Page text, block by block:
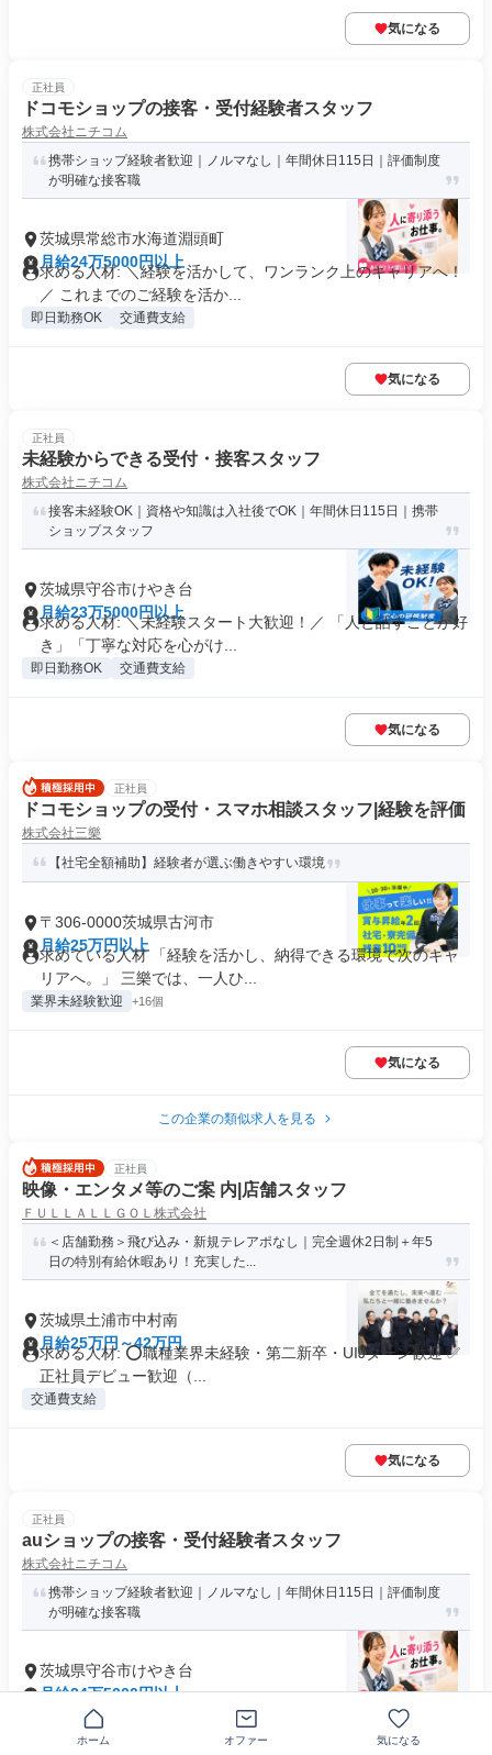
気になる
正社員
ドコモショップの接客・受付経験者スタッフ
株式会社ニチコム
携帯ショップ経験者歓迎｜ノルマなし｜年間休日115日｜評価制度
が明確な接客職
茨城県常総市水海道淵頭町
月給24万5000円以上
求める人材: ＼経験を活かして、ワンランク上のキャリアへ！
／ これまでのご経験を活か...
即日勤務OK 交通費支給
気になる
正社員
未経験からできる受付・接客スタッフ
株式会社ニチコム
接客未経験OK｜資格や知識は入社後でOK｜年間休日115日｜携帯
ショップスタッフ
茨城県守谷市けやき台
月給23万5000円以上
求める人材: ＼未経験スタート大歓迎！／ 「人と話すことが好
き」「丁寧な対応を心がけ...
即日勤務OK 交通費支給
気になる
正社員
ドコモショップの受付・スマホ相談スタッフ|経験を評価
株式会社三樂
【社宅全額補助】経験者が選ぶ働きやすい環境
〒306-0000茨城県古河市
月給25万円以上
求めている人材 「経験を活かし、納得できる環境で次のキャ
リアへ。」 三樂では、一人ひ...
業界未経験歓迎 +16個
気になる
この企業の類似求人を見る
正社員
映像・エンタメ等のご案 内|店舗スタッフ
ＦＵＬＬＡＬＬＧＯＬ株式会社
＜店舗勤務＞飛び込み・新規テレアポなし｜完全週休2日制＋年5
日の特別有給休暇あり！充実した...
茨城県土浦市中村南
月給25万円～42万円
求める人材: ⭕職種業界未経験・第二新卒・UIJターン歓迎 ✅
正社員デビュー歓迎（...
交通費支給
気になる
正社員
auショップの接客・受付経験者スタッフ
株式会社ニチコム
携帯ショップ経験者歓迎｜ノルマなし｜年間休日115日｜評価制度
が明確な接客職
茨城県守谷市けやき台
月給24万5000円以上
／ これまでのご経験を活か...
即日勤務OK
ホーム オファー 気になる